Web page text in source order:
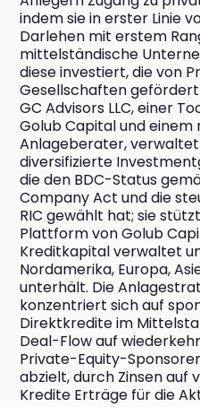
indem sie in erster Linie
Darlehen mit erstem
mittelständische
diese investiert, die von
Gesellschaften
GC Advisors LLC, einer
Golub Capital und
Anlageberater,
diversifizierte
die den BDC-Status
Company Act und die
RIC gewählt hat; sie
Plattform von Golub
Kreditkapital verwaltet
Nordamerika, Europa,
unterhält. Die
konzentriert sich auf
Direktkredite im
Deal-Flow auf
Private-Equity-
abzielt, durch Zinsen auf
Kredite Erträge für die